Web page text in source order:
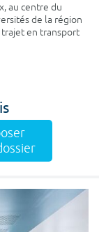
au centre du
de la région
trajet en transport